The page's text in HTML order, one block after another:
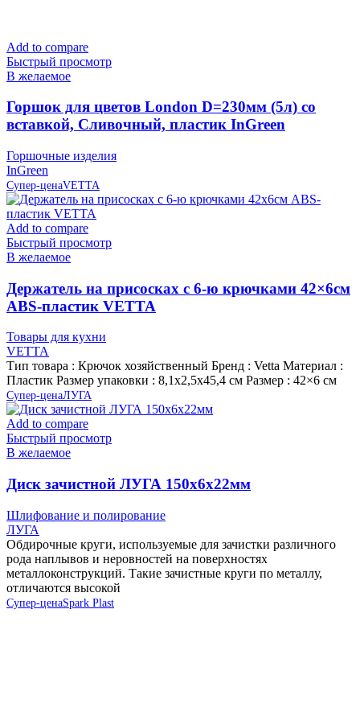
Add to compare
Быстрый просмотр
В желаемое
Горшок для цветов London D=230мм (5л) со
вставкой, Сливочный, пластик InGreen
Горшочные изделия
InGreen
Супер-ценаVETTA
Add to compare
Быстрый просмотр
В желаемое
Держатель на присосках с 6-ю крючками 42×6см
ABS-пластик VETTA
Товары для кухни
VETTA
Тип товара : Крючок хозяйственный Бренд : Vetta Материал :
Пластик Размер упаковки : 8,1х2,5х45,4 см Размер : 42×6 см
Супер-ценаЛУГА
Add to compare
Быстрый просмотр
В желаемое
Диск зачистной ЛУГА 150х6х22мм
Шлифование и полирование
ЛУГА
Обдирочные круги, используемые для зачистки различного
рода наплывов и неровностей на поверхностях
металлоконструкций. Такие зачистные круги по металлу,
отличаются высокой
Супер-ценаSpark Plast